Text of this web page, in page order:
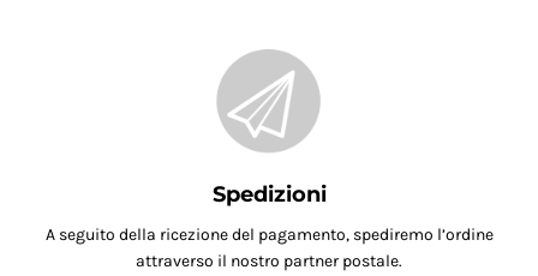
Spedizioni
A seguito della ricezione del pagamento, spediremo l’ordine
attraverso il nostro partner postale.